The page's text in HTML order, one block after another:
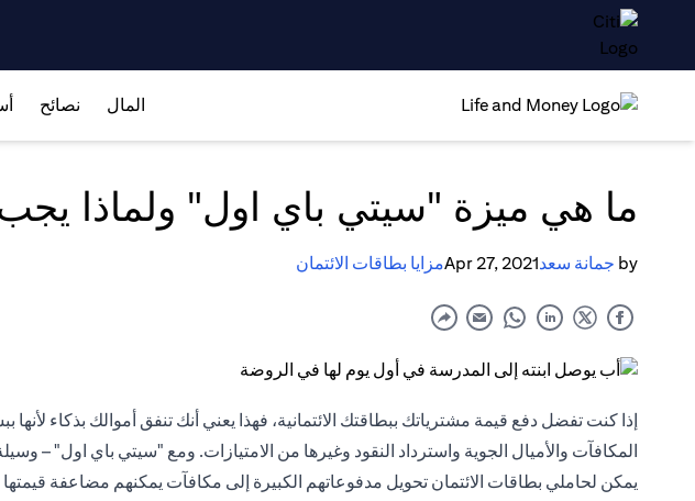
المال نصائح
ما هي ميزة "سيتي باي اول" ولماذا
by جمانة سعدApr 27, 2021مزايا بطاقات الائتمان
إذا كنت تفضل دفع قيمة مشترياتك ببطاقتك الائتمانية، فهذا يعني أنك تنفق أموالك بذكاء
المكافآت والأميال الجوية واسترداد النقود وغيرها من الامتيازات. ومع "سيتي باي اول" –
يمكن لحاملي بطاقات الائتمان تحويل مدفوعاتهم الكبيرة إلى مكافآت يمكنهم مضاعفة